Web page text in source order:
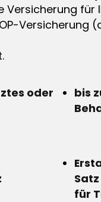
Versicherung für
Versicherung
oder
bis
für